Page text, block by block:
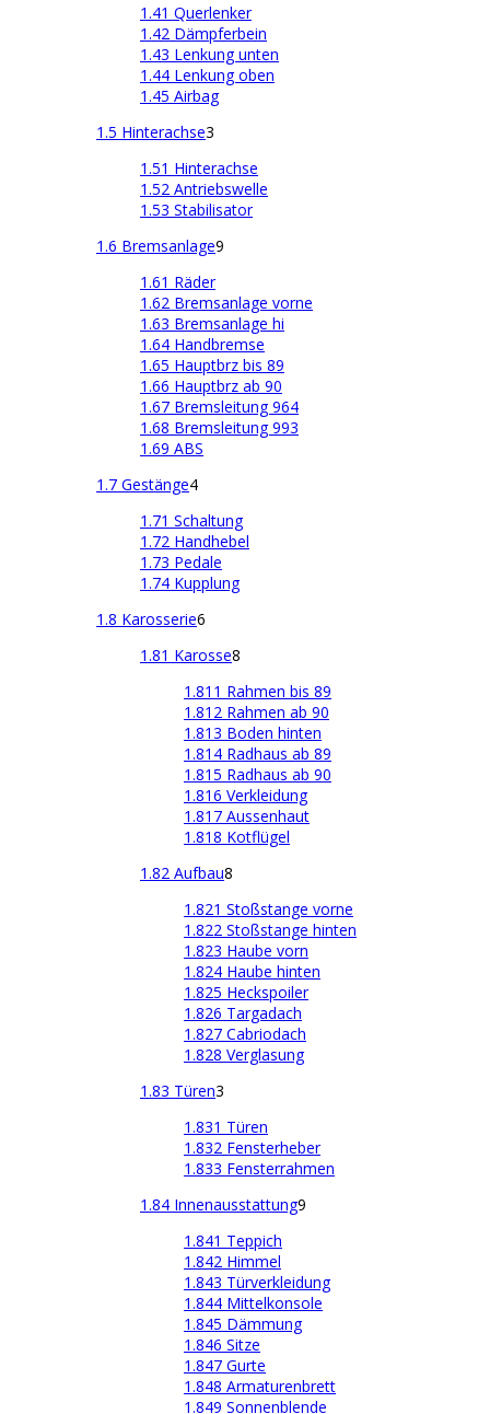
1.41 Querlenker
1.42 Dämpferbein
1.43 Lenkung unten
1.44 Lenkung oben
1.45 Airbag
1.5 Hinterachse3
1.51 Hinterachse
1.52 Antriebswelle
1.53 Stabilisator
1.6 Bremsanlage9
1.61 Räder
1.62 Bremsanlage vorne
1.63 Bremsanlage hi
1.64 Handbremse
1.65 Hauptbrz bis 89
1.66 Hauptbrz ab 90
1.67 Bremsleitung 964
1.68 Bremsleitung 993
1.69 ABS
1.7 Gestänge4
1.71 Schaltung
1.72 Handhebel
1.73 Pedale
1.74 Kupplung
1.8 Karosserie6
1.81 Karosse8
1.811 Rahmen bis 89
1.812 Rahmen ab 90
1.813 Boden hinten
1.814 Radhaus ab 89
1.815 Radhaus ab 90
1.816 Verkleidung
1.817 Aussenhaut
1.818 Kotflügel
1.82 Aufbau8
1.821 Stoßstange vorne
1.822 Stoßstange hinten
1.823 Haube vorn
1.824 Haube hinten
1.825 Heckspoiler
1.826 Targadach
1.827 Cabriodach
1.828 Verglasung
1.83 Türen3
1.831 Türen
1.832 Fensterheber
1.833 Fensterrahmen
1.84 Innenausstattung9
1.841 Teppich
1.842 Himmel
1.843 Türverkleidung
1.844 Mittelkonsole
1.845 Dämmung
1.846 Sitze
1.847 Gurte
1.848 Armaturenbrett
1.849 Sonnenblende